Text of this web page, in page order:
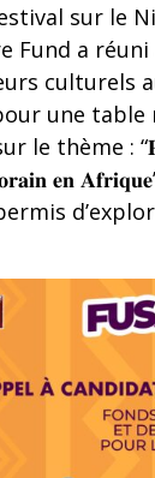
sur le
Fund a
culturels
une table
le thème :
𝐞𝐧